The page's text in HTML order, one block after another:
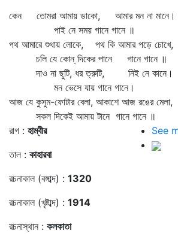
কেন তোমরা আমায় ডাকো, আমার মন না মানে।
পাই নে সময় গানে গানে ॥
পথ আমারে শুধায় লোকে, পথ কি আমার পড়ে চোখে,
চলি যে কোন্‌ দিকের পানে গানে গানে ॥
দাও না ছুটি, ধর ত্রুটি, নিই নে কানে।
মন ভেসে যায় গানে গানে।
আজ যে কুসুম-ফোটার বেলা, আকাশে আজ রঙের মেলা,
সকল দিকেই আমায় টানে গানে গানে ॥
রাগ : হাম্বীর
তাল : কাহারবা
রচনাকাল (বঙ্গাব্দ) : 1320
রচনাকাল (খৃষ্টাব্দ) : 1914
রচনাস্থান : কলকাতা
See